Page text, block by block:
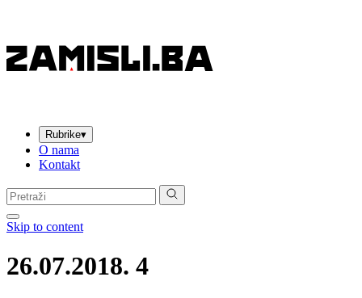
Rubrike▾
O nama
Kontakt
Pretraga:
Skip to content
26.07.2018. 4